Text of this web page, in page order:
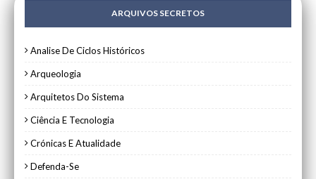
ARQUIVOS SECRETOS
Analise De Ciclos Históricos
Arqueologia
Arquitetos Do Sistema
Ciência E Tecnologia
Crónicas E Atualidade
Defenda-Se